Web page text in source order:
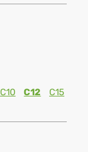
C10 C12
C15